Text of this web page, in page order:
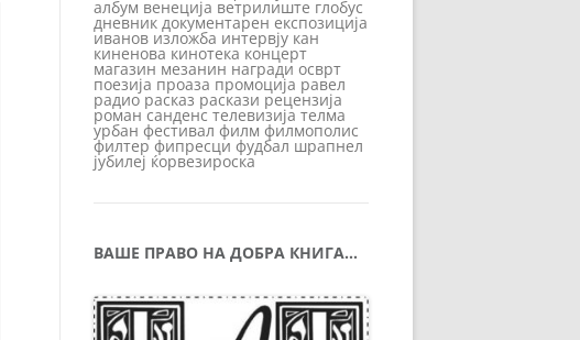
албум венеција ветрилиште глобус
дневник документарен експозиција
иванов изложба интервју кан
киненова кинотека концерт
магазин мезанин награди осврт
поезија проаза промоција равел
радио расказ раскази рецензија
роман санденс телевизија телма
урбан фестивал филм филмополис
филтер фипресци фудбал шрапнел
јубилеј ќорвезироска
ВАШЕ ПРАВО НА ДОБРА КНИГА…